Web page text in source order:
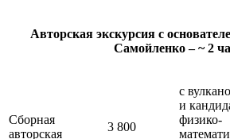
Авторская экскурсия с
Самойленко – ~ 2
Сборная
авторская
3 800
с
и
физико-